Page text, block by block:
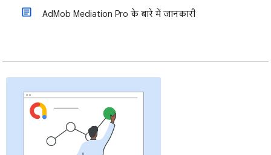
AdMob Mediation Pro के बारे में जानकारी